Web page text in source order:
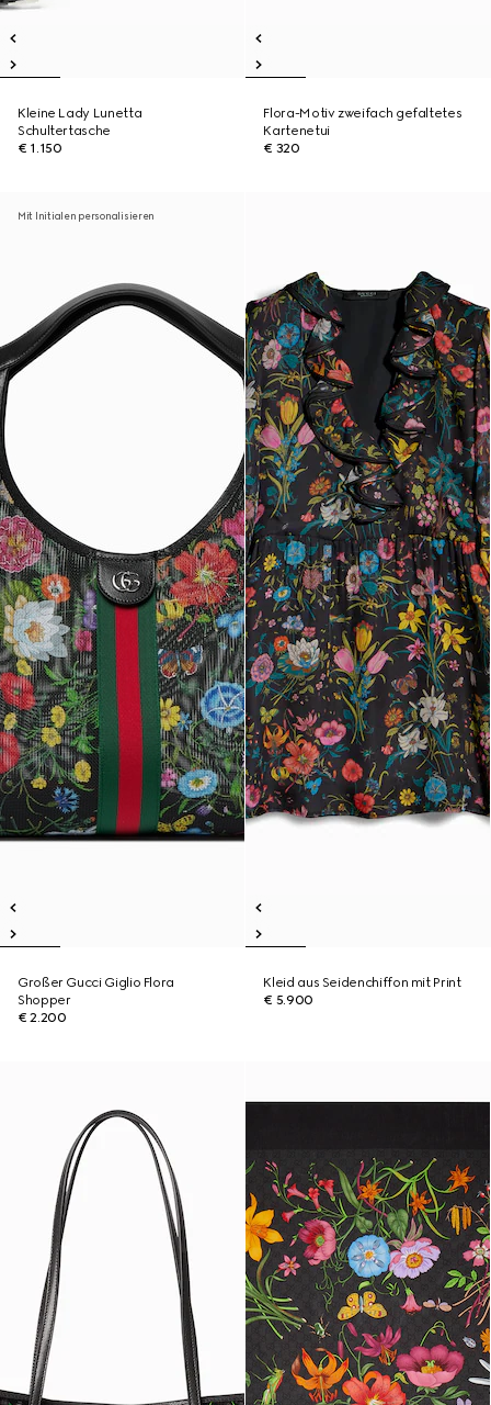
Kleine Lady Lunetta
Schultertasche
€ 1.150
Flora-Motiv zweifach gefaltetes
Kartenetui
€ 320
Mit Initialen personalisieren
Großer Gucci Giglio Flora
Shopper
€ 2.200
Kleid aus Seidenchiffon mit Print
€ 5.900